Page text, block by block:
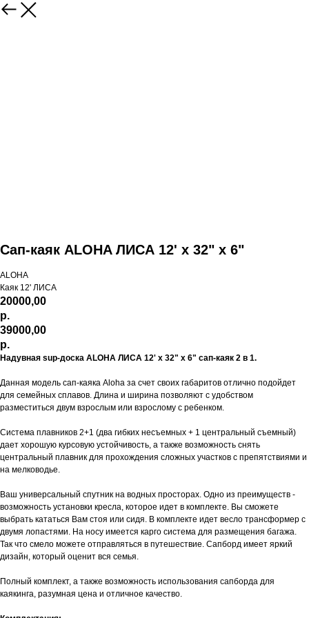
Сап-каяк ALOHA ЛИСА 12' x 32" x 6"
ALOHA
Каяк 12' ЛИСА
20000,00
р.
39000,00
р.
Надувная sup-доска ALOHA ЛИСА 12' x 32" x 6" сап-каяк 2 в 1.
Данная модель сап-каяка Aloha за счет своих габаритов отлично подойдет
для семейных сплавов. Длина и ширина позволяют с удобством
разместиться двум взрослым или взрослому с ребенком.
Система плавников 2+1 (два гибких несъемных + 1 центральный съемный)
дает хорошую курсовую устойчивость, а также возможность снять
центральный плавник для прохождения сложных участков с препятствиями и
на мелководье.
Ваш универсальный спутник на водных просторах. Одно из преимуществ -
возможность установки кресла, которое идет в комплекте. Вы сможете
выбрать кататься Вам стоя или сидя. В комплекте идет весло трансформер с
двумя лопастями. На носу имеется карго система для размещения багажа.
Так что смело можете отправляться в путешествие. Сапборд имеет яркий
дизайн, который оценит вся семья.
Полный комплект, а также возможность использования сапборда для
каякинга, разумная цена и отличное качество.